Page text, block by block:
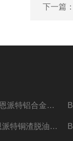
下一篇
BM-4015恩派特铝合金屑压饼机 脱油效果好
ED-800恩派特铜渣脱油机废铜屑铝屑甩油机